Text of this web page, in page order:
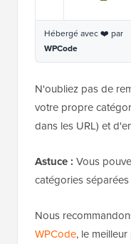
Hébergé avec ❤️ par
WPCode
N'oubliez pas de
votre propre
dans les URL) et
Astuce : Vous
catégories
Nous
WPCode, le